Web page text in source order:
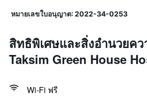
หมายเลขใบอนุญาต: 2022-34-0253
สิทธิพิเศษและสิ่งอำนวยค
Taksim Green House
Wi-Fi ฟรี